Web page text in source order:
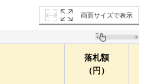
画面サイズで表示
落札額
（円）